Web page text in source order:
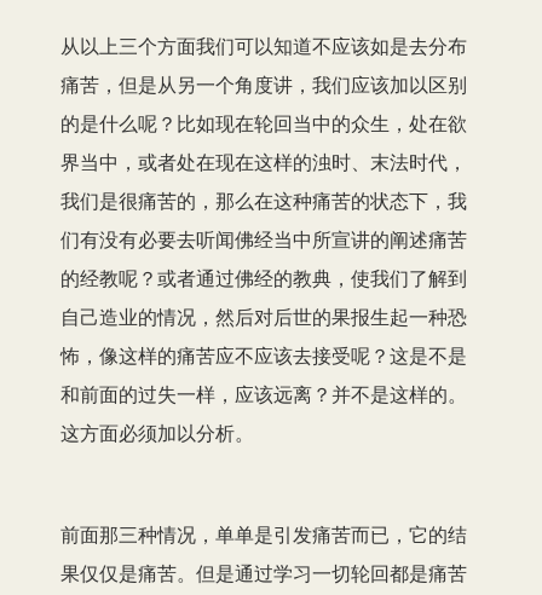
从以上三个方面我们可以知道不应该如是去分布
痛苦，但是从另一个角度讲，我们应该加以区别
的是什么呢？比如现在轮回当中的众生，处在欲
界当中，或者处在现在这样的浊时、末法时代，
我们是很痛苦的，那么在这种痛苦的状态下，我
们有没有必要去听闻佛经当中所宣讲的阐述痛苦
的经教呢？或者通过佛经的教典，使我们了解到
自己造业的情况，然后对后世的果报生起一种恐
怖，像这样的痛苦应不应该去接受呢？这是不是
和前面的过失一样，应该远离？并不是这样的。
这方面必须加以分析。
前面那三种情况，单单是引发痛苦而已，它的结
果仅仅是痛苦。但是通过学习一切轮回都是痛苦